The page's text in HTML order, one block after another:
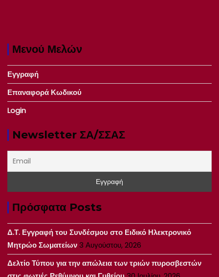
Μενού Μελών
Εγγραφή
Επαναφορά Κωδικού
Login
Newsletter ΣΑ/ΣΣΑΣ
Πρόσφατα Posts
Δ.Τ. Εγγραφή του Συνδέσμου στο Ειδικό Ηλεκτρονικό
Μητρώο Σωματείων3 Αυγούστου, 2026
Δελτίο Τύπου για την απώλεια των τριών πυροσβεστών